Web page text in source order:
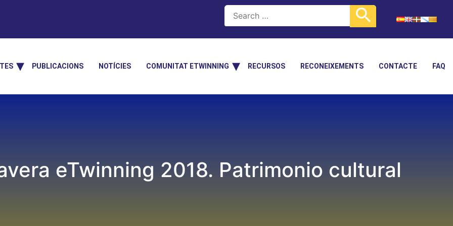
PUBLICACIONS NOTÍCIES COMUNITAT ETWINNING RECURSOS RECONEIXEMENTS CONTACTE FAQ
eTwinning 2018. Patrimonio cultural